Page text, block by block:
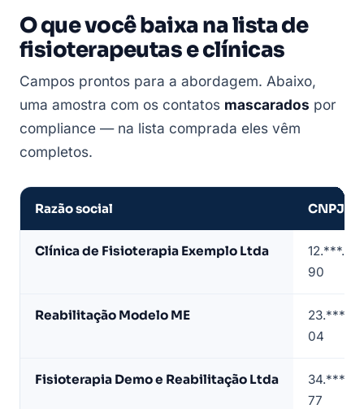
O que você baixa na lista de
fisioterapeutas e clínicas
Campos prontos para a abordagem. Abaixo,
uma amostra com os contatos mascarados por
compliance — na lista comprada eles vêm
completos.
fisioterapeutas
(contatos
Razão social CNPJ
Clínica de Fisioterapia Exemplo Ltda
90
Reabilitação Modelo ME
04
Fisioterapia Demo e Reabilitação Ltda
77